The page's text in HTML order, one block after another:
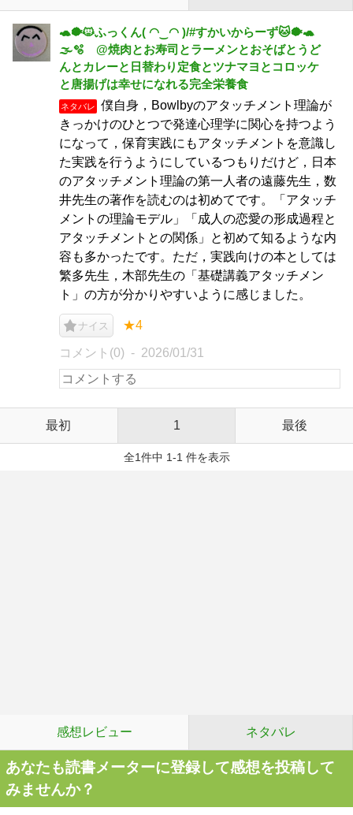
🐢🐡🐱ふっくん( ◠‿◠ )/#すかいからーず🐱🐡🐢
🌫🫧 @焼肉とお寿司とラーメンとおそばとうど
んとカレーと日替わり定食とツナマヨとコロッケ
と唐揚げは幸せになれる完全栄養食
ネタバレ
僕自身，Bowlbyのアタッチメント理論が
きっかけのひとつで発達心理学に関心を持つよう
になって，保育実践にもアタッチメントを意識し
た実践を行うようにしているつもりだけど，日本
のアタッチメント理論の第一人者の遠藤先生，数
井先生の著作を読むのは初めてです。「アタッチ
メントの理論モデル」「成人の恋愛の形成過程と
アタッチメントとの関係」と初めて知るような内
容も多かったです。ただ，実践向けの本としては
繁多先生，木部先生の「基礎講義アタッチメン
ト」の方が分かりやすいように感じました。
ナイス ★4
コメント(0) 2026/01/31
最初 1 最後
全1件中 1-1 件を表示
感想レビュー ネタバレ
あなたも読書メーターに登録して感想を投稿して
みませんか？